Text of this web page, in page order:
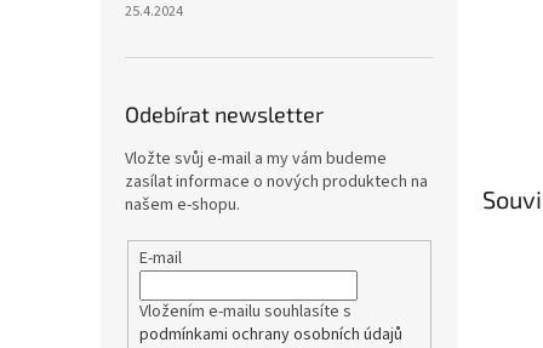
25.4.2024
Odebírat newsletter
Vložte svůj e-mail a my vám budeme
zasílat informace o nových produktech na
našem e-shopu.
E-mail
Vložením e-mailu souhlasíte s
podmínkami ochrany osobních údajů